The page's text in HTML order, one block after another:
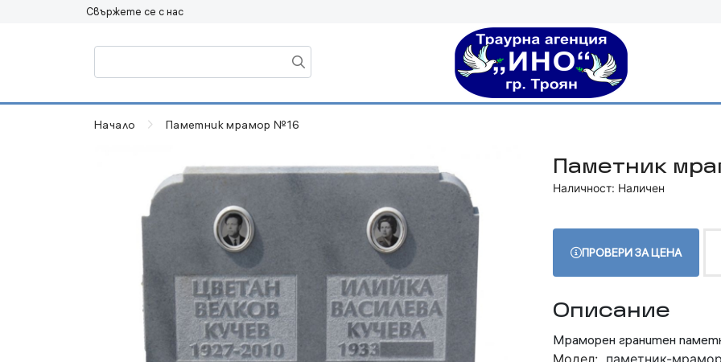
Свържете се с нас
Начало Паметник мрамор №16
Паметник
Наличност: Наличен
ПРОВЕРИ ЗА ЦЕНА
Описание
Мраморен гранитен